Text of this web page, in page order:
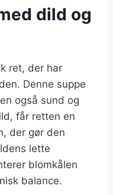
dild og
ret, der har
Denne suppe
også sund og
får retten en
der gør den
lette
blomkålen
balance.